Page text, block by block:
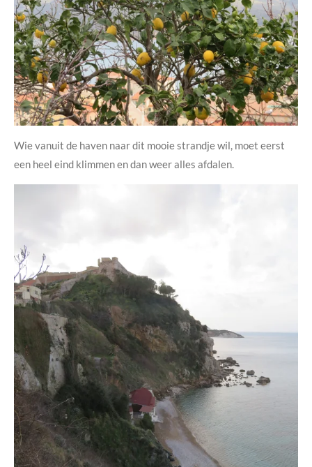
Wie vanuit de haven naar dit mooie strandje wil, moet eerst
een heel eind klimmen en dan weer alles afdalen.